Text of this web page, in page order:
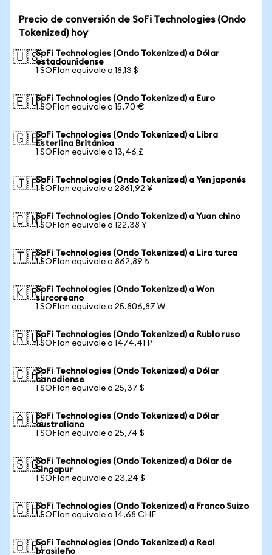
Precio de conversión de SoFi Technologies (Ondo
Tokenized) hoy
🇺🇸SoFi Technologies (Ondo Tokenized) a Dólar
estadounidense
1 SOFIon equivale a 18,13 $
🇪🇺SoFi Technologies (Ondo Tokenized) a Euro
1 SOFIon equivale a 15,70 €
🇬🇧SoFi Technologies (Ondo Tokenized) a Libra
Esterlina Británica
1 SOFIon equivale a 13,46 £
🇯🇵SoFi Technologies (Ondo Tokenized) a Yen japonés
1 SOFIon equivale a 2861,92 ¥
🇨🇳SoFi Technologies (Ondo Tokenized) a Yuan chino
1 SOFIon equivale a 122,38 ¥
🇹🇷SoFi Technologies (Ondo Tokenized) a Lira turca
1 SOFIon equivale a 862,89 ₺
🇰🇷SoFi Technologies (Ondo Tokenized) a Won
surcoreano
1 SOFIon equivale a 25.806,87 ₩
🇷🇺SoFi Technologies (Ondo Tokenized) a Rublo ruso
1 SOFIon equivale a 1474,41 ₽
🇨🇦SoFi Technologies (Ondo Tokenized) a Dólar
canadiense
1 SOFIon equivale a 25,37 $
🇦🇺SoFi Technologies (Ondo Tokenized) a Dólar
australiano
1 SOFIon equivale a 25,74 $
🇸🇬SoFi Technologies (Ondo Tokenized) a Dólar de
Singapur
1 SOFIon equivale a 23,24 $
🇨🇭SoFi Technologies (Ondo Tokenized) a Franco Suizo
1 SOFIon equivale a 14,68 CHF
🇧🇷SoFi Technologies (Ondo Tokenized) a Real
brasileño